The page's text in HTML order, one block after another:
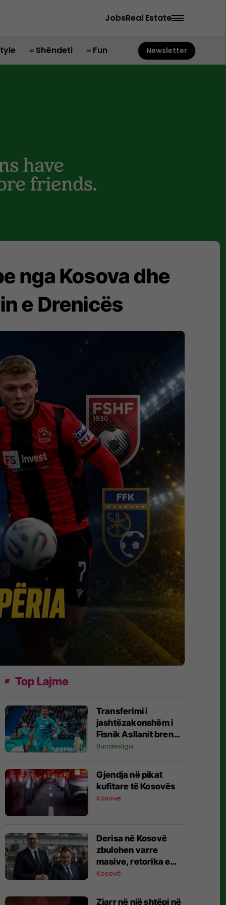
JobsReal Estate
Shëndeti Fun Newsletter
nga Kosova dhe
e Drenicës
Top Lajme
Transferimi i
jashtëzakonshëm i
Fisnik Asllanit brenda
Bundesligës po bëhet
- detajet e fundit
Bundesliga
Gjendja në pikat
kufitare të Kosovës
Kosovë
Derisa në Kosovë
zbulohen varre
masive, retorika e
zyrtarëve serbë
viteve ’90
Kosovë
Zjarr në një shtëpi në